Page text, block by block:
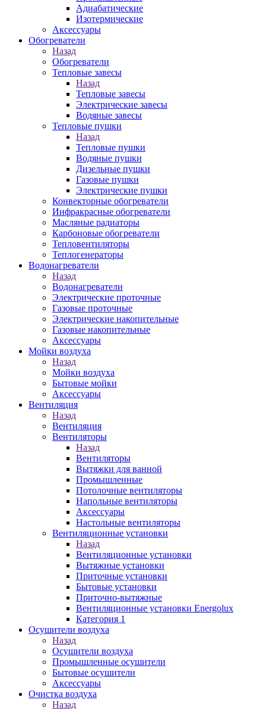
Адиабатические
Изотермические
Аксессуары
Обогреватели
Назад
Обогреватели
Тепловые завесы
Назад
Тепловые завесы
Электрические завесы
Водяные завесы
Тепловые пушки
Назад
Тепловые пушки
Водяные пушки
Дизельные пушки
Газовые пушки
Электрические пушки
Конвекторные обогреватели
Инфракрасные обогреватели
Масляные радиаторы
Карбоновые обогреватели
Тепловентиляторы
Теплогенераторы
Водонагреватели
Назад
Водонагреватели
Электрические проточные
Газовые проточные
Электрические накопительные
Газовые накопительные
Аксессуары
Мойки воздуха
Назад
Мойки воздуха
Бытовые мойки
Аксессуары
Вентиляция
Назад
Вентиляция
Вентиляторы
Назад
Вентиляторы
Вытяжки для ванной
Промышленные
Потолочные вентиляторы
Напольные вентиляторы
Аксессуары
Настольные вентиляторы
Вентиляционные установки
Назад
Вентиляционные установки
Вытяжные установки
Приточные установки
Бытовые установки
Приточно-вытяжные
Вентиляционные установки Energolux
Категория 1
Осушители воздуха
Назад
Осушители воздуха
Промышленные осушители
Бытовые осушители
Аксессуары
Очистка воздуха
Назад